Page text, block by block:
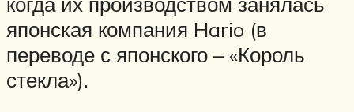
японская компания Hario (в
переводе с японского – «Король
стекла»).